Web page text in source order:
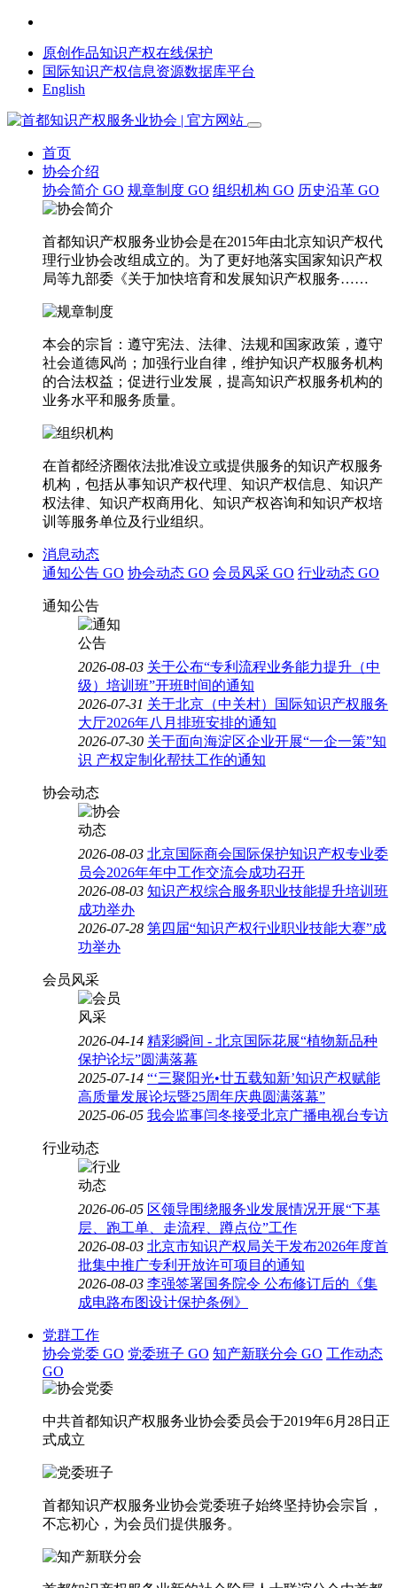
原创作品知识产权在线保护
国际知识产权信息资源数据库平台
English
首页
协会介绍
协会简介 GO 规章制度 GO 组织机构 GO 历史沿革 GO
首都知识产权服务业协会是在2015年由北京知识产权代
理行业协会改组成立的。为了更好地落实国家知识产权
局等九部委《关于加快培育和发展知识产权服务……
本会的宗旨：遵守宪法、法律、法规和国家政策，遵守
社会道德风尚；加强行业自律，维护知识产权服务机构
的合法权益；促进行业发展，提高知识产权服务机构的
业务水平和服务质量。
在首都经济圈依法批准设立或提供服务的知识产权服务
机构，包括从事知识产权代理、知识产权信息、知识产
权法律、知识产权商用化、知识产权咨询和知识产权培
训等服务单位及行业组织。
消息动态
通知公告 GO 协会动态 GO 会员风采 GO 行业动态 GO
通知公告
2026-08-03 关于公布“专利流程业务能力提升（中
级）培训班”开班时间的通知
2026-07-31 关于北京（中关村）国际知识产权服务
大厅2026年八月排班安排的通知
2026-07-30 关于面向海淀区企业开展“一企一策”知
识 产权定制化帮扶工作的通知
协会动态
2026-08-03 北京国际商会国际保护知识产权专业委
员会2026年年中工作交流会成功召开
2026-08-03 知识产权综合服务职业技能提升培训班
成功举办
2026-07-28 第四届“知识产权行业职业技能大赛”成
功举办
会员风采
2026-04-14 精彩瞬间 - 北京国际花展“植物新品种
保护论坛”圆满落幕
2025-07-14 “‘三聚阳光•廿五载知新’知识产权赋能
高质量发展论坛暨25周年庆典圆满落幕”
2025-06-05 我会监事闫冬接受北京广播电视台专访
行业动态
2026-06-05 区领导围绕服务业发展情况开展“下基
层、跑工单、走流程、蹲点位”工作
2026-08-03 北京市知识产权局关于发布2026年度首
批集中推广专利开放许可项目的通知
2026-08-03 李强签署国务院令 公布修订后的《集
成电路布图设计保护条例》
党群工作
协会党委 GO 党委班子 GO 知产新联分会 GO 工作动态
GO
中共首都知识产权服务业协会委员会于2019年6月28日正
式成立
首都知识产权服务业协会党委班子始终坚持协会宗旨，
不忘初心，为会员们提供服务。